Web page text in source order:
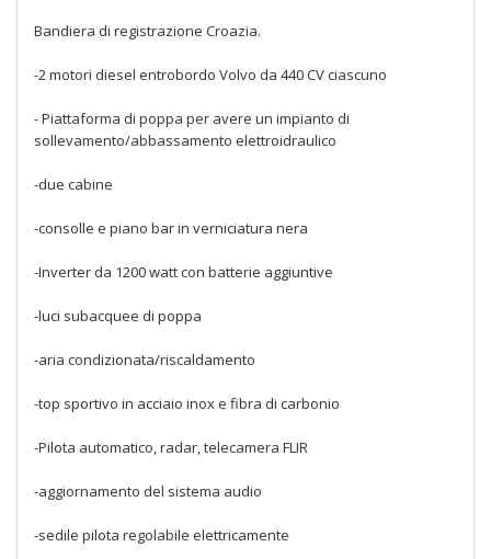
Bandiera di registrazione Croazia.
-2 motori diesel entrobordo Volvo da 440 CV ciascuno
- Piattaforma di poppa per avere un impianto di
sollevamento/abbassamento elettroidraulico
-due cabine
-consolle e piano bar in verniciatura nera
-Inverter da 1200 watt con batterie aggiuntive
-luci subacquee di poppa
-aria condizionata/riscaldamento
-top sportivo in acciaio inox e fibra di carbonio
-Pilota automatico, radar, telecamera FLIR
-aggiornamento del sistema audio
-sedile pilota regolabile elettricamente